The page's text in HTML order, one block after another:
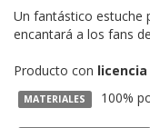
Un fantástico estuche
encantará a los fans de
Producto con
MATERIALES 100%